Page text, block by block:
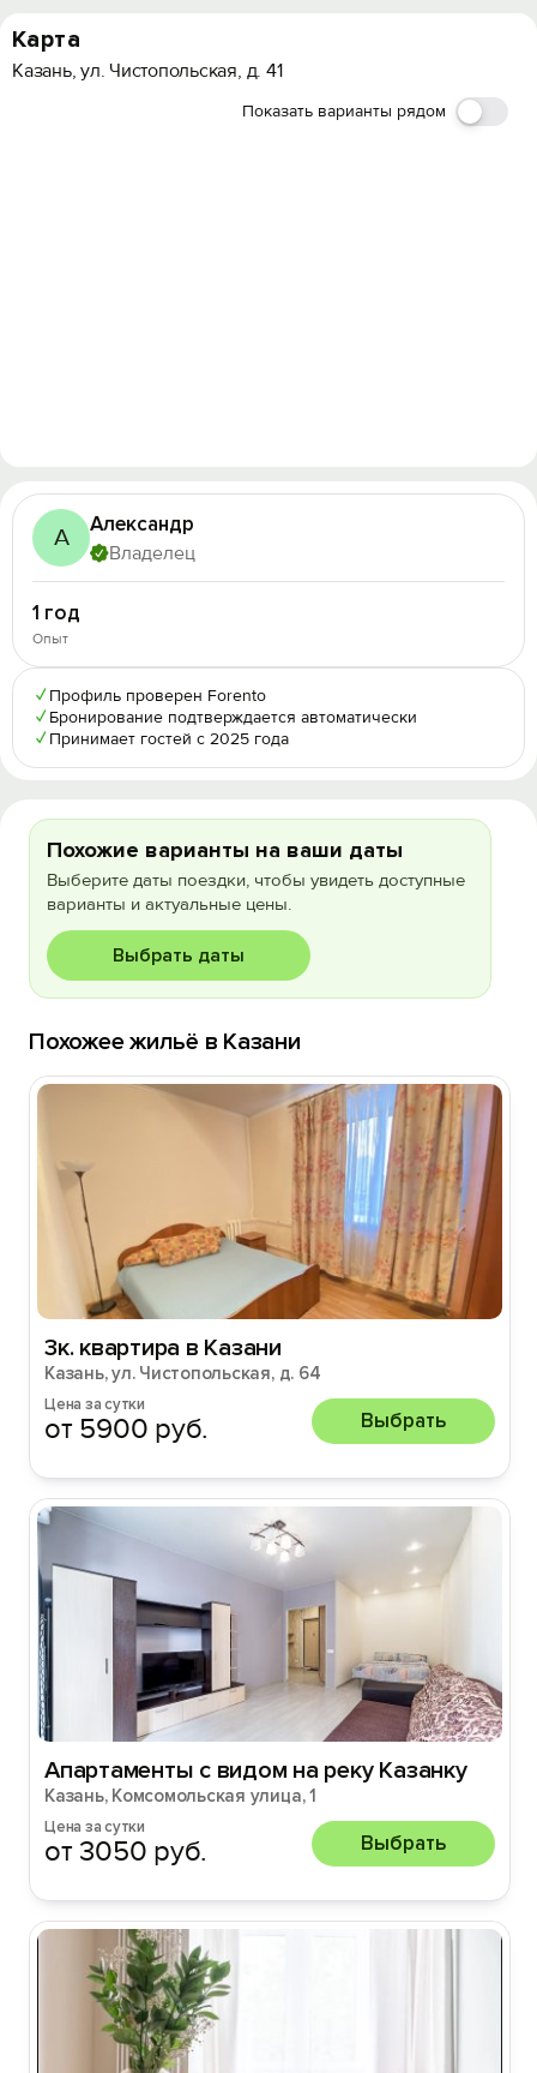
Карта
Казань, ул. Чистопольская, д. 41
Показать варианты рядом
А Александр
Владелец
1 год
Опыт
✓ Профиль проверен Forento
✓ Бронирование подтверждается автоматически
✓ Принимает гостей с 2025 года
Похожие варианты на ваши даты
Выберите даты поездки, чтобы увидеть доступные
варианты и актуальные цены.
Выбрать даты
Похожее жильё в Казани
3к. квартира в Казани
Казань, ул. Чистопольская, д. 64
Цена за сутки
от 5900 руб. Выбрать
Апартаменты с видом на реку Казанку
Казань, Комсомольская улица, 1
Цена за сутки
от 3050 руб. Выбрать